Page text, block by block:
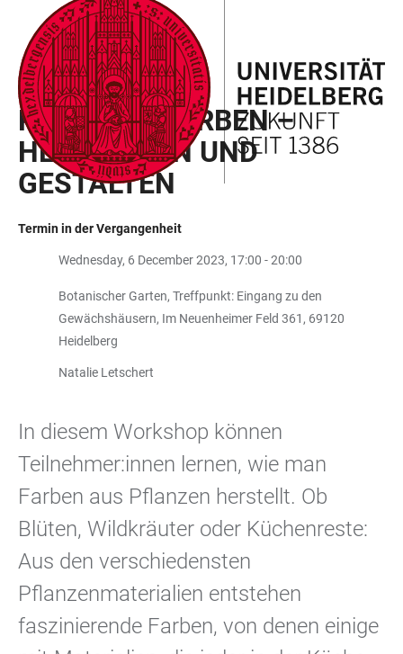
LINKS
ZUR
BARRIEREFREIHEIT
ZUM
HAUPTINHALT
HAUPTNAVIGATION
ÖFFNEN
WEBSEITENSUCHE
ÖFFNEN
WORKSHOP
PFLANZENFARBEN –
HERSTELLEN UND
GESTALTEN
Termin in der Vergangenheit
Wednesday, 6 December 2023, 17:00 - 20:00
Botanischer Garten, Treffpunkt: Eingang zu den
Gewächshäusern, Im Neuenheimer Feld 361, 69120
Heidelberg
Natalie Letschert
In diesem Workshop können
Teilnehmer:innen lernen, wie man
Farben aus Pflanzen herstellt. Ob
Blüten, Wildkräuter oder Küchenreste:
Aus den verschiedensten
Pflanzenmaterialien entstehen
faszinierende Farben, von denen einige